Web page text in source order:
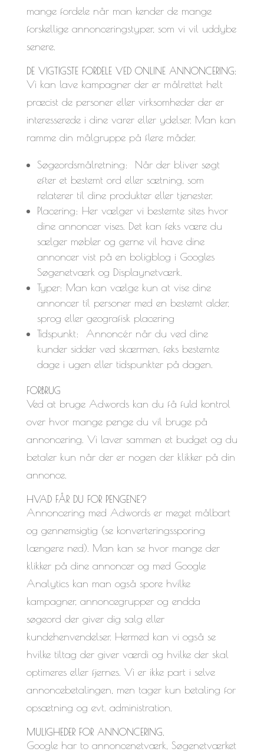
mange fordele når man kender de mange
forskellige annonceringstyper, som vi vil uddybe
senere.
DE VIGTIGSTE FORDELE VED ONLINE ANNONCERING:
Vi kan lave kampagner der er målrettet helt
præcist de personer eller virksomheder der er
interesserede i dine varer eller ydelser. Man kan
ramme din målgruppe på flere måder.
Søgeordsmålretning: Når der bliver søgt
efter et bestemt ord eller sætning, som
relaterer til dine produkter eller tjenester.
Placering: Her vælger vi bestemte sites hvor
dine annoncer vises. Det kan feks være du
sælger møbler og gerne vil have dine
annoncer vist på en boligblog i Googles
Søgenetværk og Displaynetværk.
Typer: Man kan vælge kun at vise dine
annoncer til personer med en bestemt alder,
sprog eller geografisk placering
Tidspunkt: Annoncér når du ved dine
kunder sidder ved skærmen, feks bestemte
dage i ugen eller tidspunkter på dagen.
FORBRUG
Ved at bruge Adwords kan du få fuld kontrol
over hvor mange penge du vil bruge på
annoncering. Vi laver sammen et budget og du
betaler kun når der er nogen der klikker på din
annonce.
HVAD FÅR DU FOR PENGENE?
Annoncering med Adwords er meget målbart
og gennemsigtig (se konverteringssporing
længere ned). Man kan se hvor mange der
klikker på dine annoncer og med Google
Analytics kan man også spore hvilke
kampagner, annoncegrupper og endda
søgeord der giver dig salg eller
kundehenvendelser. Hermed kan vi også se
hvilke tiltag der giver værdi og hvilke der skal
optimeres eller fjernes. Vi er ikke part i selve
annoncebetalingen, men tager kun betaling for
opsætning og evt. administration.
MULIGHEDER FOR ANNONCERING.
Google har to annoncenetværk, Søgenetværket